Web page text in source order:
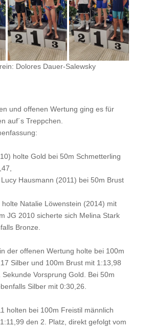
Dolores Dauer-Salewsky
und offenen Wertung ging es für
auf´s Treppchen.
holte Gold bei 50m Schmetterling
Hausmann (2011) bei 50m Brust
Natalie Löwenstein (2014) mit
JG 2010 sicherte sich Melina Stark
Bronze.
der offenen Wertung holte bei 100m
Silber und 100m Brust mit 1:13,98
Vorsprung Gold. Bei 50m
Silber mit 0:30,26.
holten bei 100m Freistil männlich
den 2. Platz, direkt gefolgt vom